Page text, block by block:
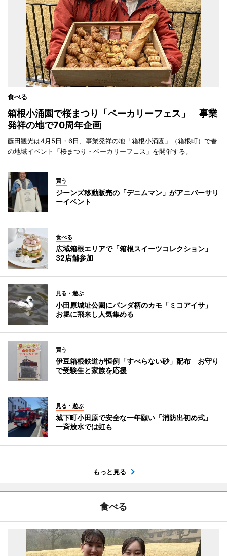
食べる
箱根小涌園で桜まつり「ベーカリーフェス」 事業
発祥の地で70周年企画
藤田観光は4月5日・6日、事業発祥の地「箱根小涌園」（箱根町）で春
の地域イベント「桜まつり・ベーカリーフェス」を開催する。
買う
ジーンズ移動販売の「デニムマン」がアニバーサリ
ーイベント
食べる
広域箱根エリアで「箱根スイーツコレクション」
32店舗参加
見る・遊ぶ
小田原城址公園にパンダ柄のカモ「ミコアイサ」
お堀に飛来し人気集める
買う
伊豆箱根鉄道が恒例「すべらない砂」配布 お守り
で受験生と家族を応援
見る・遊ぶ
城下町小田原で安全な一年願い「消防出初め式」
一斉放水では虹も
もっと見る
食べる